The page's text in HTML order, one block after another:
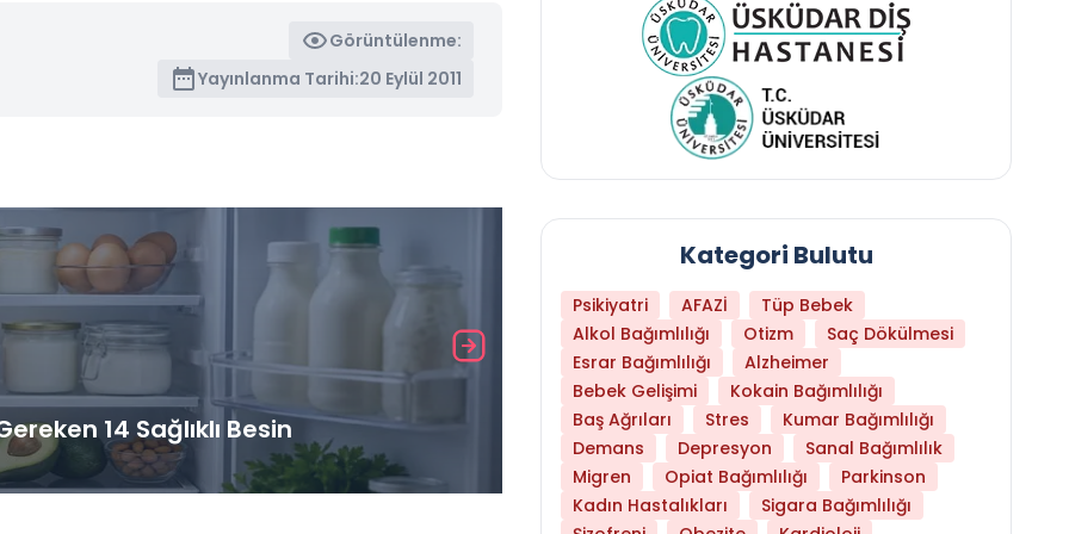
Görüntülenme:
Yayınlanma Tarihi:20 Eylül 2011
14 Sağlıklı Besin Hangi Yaşta Hangi Testi Yaptırmanız
Kategori Bulutu
Psikiyatri AFAZİ
Tüp Bebek
Alkol Bağımlılığı
Otizm
Saç Dökülmesi
Esrar Bağımlılığı
Alzheimer
Bebek Gelişimi
Kokain Bağımlılığı
Baş Ağrıları
Stres
Kumar Bağımlılığı
Demans
Depresyon
Sanal Bağımlılık
Migren
Opiat Bağımlılığı
Parkinson
Kadın Hastalıkları
Sigara Bağımlılığı